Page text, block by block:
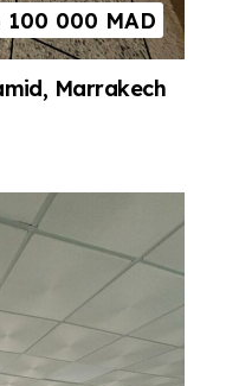
100 000 MAD
Marrakech